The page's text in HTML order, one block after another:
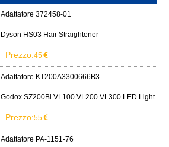
Adattatore 372458-01
Dyson HS03 Hair Straightener
Prezzo:45
Adattatore KT200A3300666B3
Godox SZ200Bi VL100 VL200 VL300 LED Light
Prezzo:55
Adattatore PA-1151-76